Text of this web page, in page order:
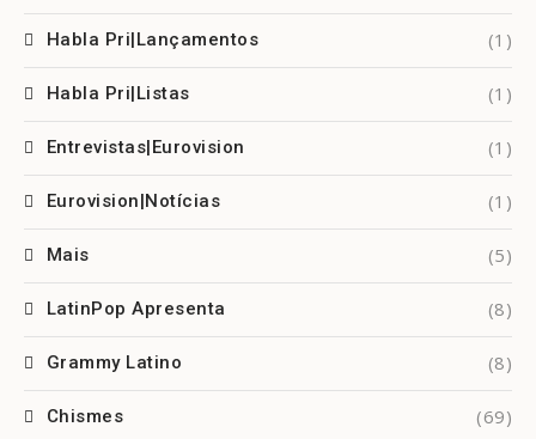
Habla Pri|Lançamentos (1)
Habla Pri|Listas (1)
Entrevistas|Eurovision (1)
Eurovision|Notícias (1)
Mais (5)
LatinPop Apresenta (8)
Grammy Latino (8)
Chismes (69)